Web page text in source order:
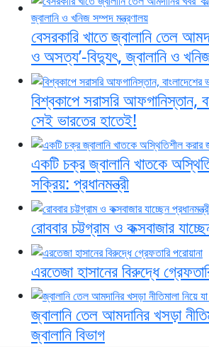
বেসরকারি খাতে জ্বালানি তেল
ও অসত্য’-বিদ্যুৎ, জ্বালানি ও
বিশ্বকাপে সরাসরি আফগানিস্তান,
সেই ভারতের হাতেই!
একটি চক্র জ্বালানি খাতকে
সক্রিয়: প্রধানমন্ত্রী
রোববার চট্টগ্রাম ও কক্সবাজার
এরতেজা হাসানের বিরুদ্ধে
জ্বালানি তেল আমদানির খসড়া
জ্বালানি বিভাগ